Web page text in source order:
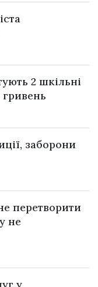
2 шкільні
заборони
перетворити
не